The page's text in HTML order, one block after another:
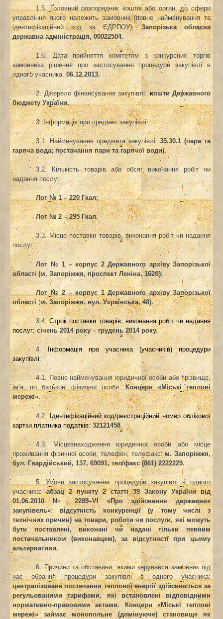
1.5. Головний розпорядник коштів або орган, до сфери
управління якого належить замовник (повне найменування та
ідентифікаційний код за ЄДРПОУ):Запорізька обласна
державна адміністрація, 00022504.
1.6. Дата прийняття комітетом з конкурсних торгів
замовника рішення про застосування процедури закупівлі в
одного учасника.06.12.2013.
2. Джерело фінансування закупівлі:кошти Державного
бюджету України.
3. Інформація про предмет закупівлі:
3.1. Найменування предмета закупівлі:35.30.1 (пара та
гаряча вода; постачання пари та гарячої води).
3.2. Кількість товарів або обсяг виконання робіт чи
надання послуг.
Лот № 1 – 220 Гкал;
Лот № 2 – 295 Гкал.
3.3. Місце поставки товарів, виконання робіт чи надання
послуг:
Лот № 1 – корпус 2 Державного архіву Запорізької
області(м. Запоріжжя, проспект Леніна, 162б);
Лот № 2 – корпус 1 Державного архіву Запорізької
області (м. Запоріжжя, вул. Українська, 48).
3.4.Строк поставки товарів, виконання робіт чи надання
послуг:січень 2014 року – грудень 2014 року.
4.Інформація про учасника (учасників) процедури
закупівлі:
4.1. Повне найменування юридичної особи або прізвище,
ім’я, по батькові фізичної особи.Концерн «Міські теплові
мережі».
4.2.Ідентифікаційний код/реєстраційний номер облікової
картки платника податків:32121458.
4.3. Місцезнаходження юридичної особи або місце
проживання фізичної особи, телефон, телефакс:м. Запоріжжя,
бул. Гвардійський, 137, 69091, тел/факс (061) 2222229.
5. Умови застосування процедури закупівлі в одного
учасника:абзац 2 пункту 2 статті 39Закону Українивід
01.06.2010 № 2289–VІ «Про здійснення державних
закупівель»: відсутність конкуренції (у тому числі з
технічних причин) на товари, роботи чи послуги, які можуть
бути поставлені, виконані чи надані тільки певним
постачальником (виконавцем), за відсутності при цьому
альтернативи.
6. Причини та обставини, якими керувався замовник під
час обрання процедури закупівлі в одного учасника:
централізоване постачання теплової енергії здійснюється за
регульованими тарифами, які встановлені відповідними
нормативно-правовими актами. Концерн «Міські теплові
мережі» займає монопольне (домінуюче) становище як